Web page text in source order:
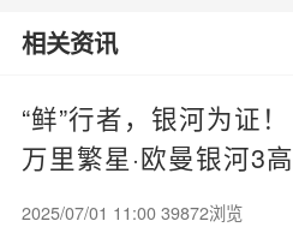
相关资讯
“鲜”行者，银河为证！
万里繁星·欧曼银河3高
效运营价值之旅乌兰察
2025/07/01 11:00 39872浏览